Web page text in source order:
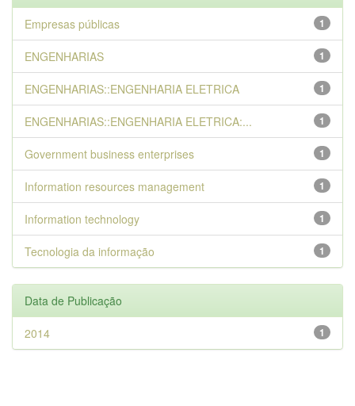
1
Empresas públicas
1
ENGENHARIAS
1
ENGENHARIAS::ENGENHARIA ELETRICA
1
ENGENHARIAS::ENGENHARIA ELETRICA:...
1
Government business enterprises
1
Information resources management
1
Information technology
1
Tecnologia da informação
Data de Publicação
1
2014